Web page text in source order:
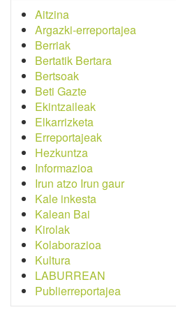
Aitzina
Argazki-erreportajea
Berriak
Bertatik Bertara
Bertsoak
Beti Gazte
Ekintzaileak
Elkarrizketa
Erreportajeak
Hezkuntza
Informazioa
Irun atzo Irun gaur
Kale inkesta
Kalean Bai
Kirolak
Kolaborazioa
Kultura
LABURREAN
Publierreportajea